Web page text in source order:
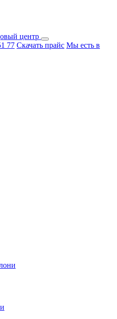
центр
77 Скачать прайс Мы есть в